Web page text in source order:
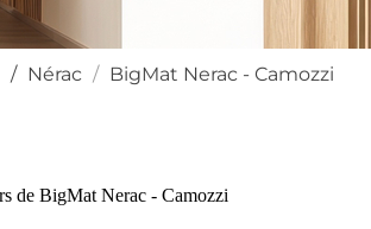
Nérac BigMat Nerac - Camozzi